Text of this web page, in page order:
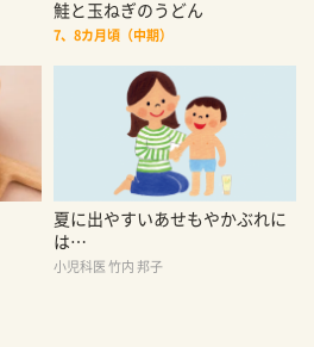
鮭と玉ねぎのうどん
7、8カ月頃（中期）
夏に出やすいあせもやかぶれに
は…
小児科医 竹内 邦子